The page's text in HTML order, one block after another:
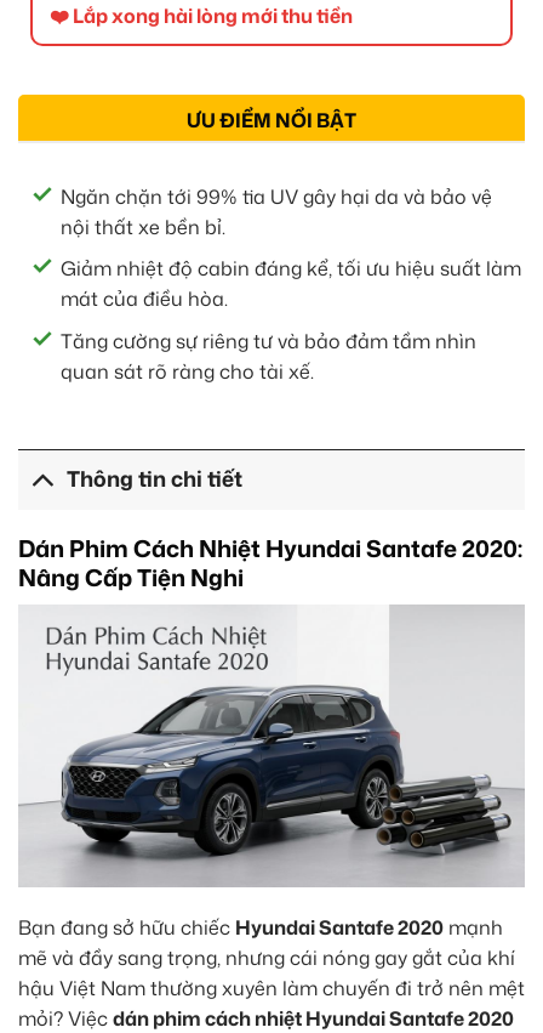
❤️ Lắp xong hài lòng mới thu tiền
ƯU ĐIỂM NỔI BẬT
Ngăn chặn tới 99% tia UV gây hại da và bảo vệ
nội thất xe bền bỉ.
Giảm nhiệt độ cabin đáng kể, tối ưu hiệu suất làm
mát của điều hòa.
Tăng cường sự riêng tư và bảo đảm tầm nhìn
quan sát rõ ràng cho tài xế.
Thông tin chi tiết
Dán Phim Cách Nhiệt Hyundai Santafe 2020:
Nâng Cấp Tiện Nghi
Bạn đang sở hữu chiếc Hyundai Santafe 2020 mạnh
mẽ và đầy sang trọng, nhưng cái nóng gay gắt của khí
hậu Việt Nam thường xuyên làm chuyến đi trở nên mệt
mỏi? Việcdán phim cách nhiệt Hyundai Santafe 2020